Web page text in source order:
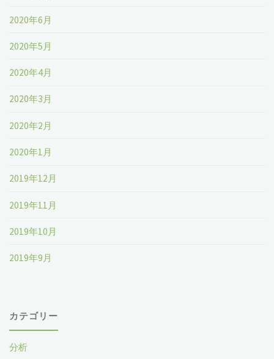
2020年6月
2020年5月
2020年4月
2020年3月
2020年2月
2020年1月
2019年12月
2019年11月
2019年10月
2019年9月
カテゴリー
分析